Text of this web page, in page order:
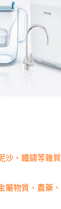
沙、鐵鏽等雜質
屬物質、農藥